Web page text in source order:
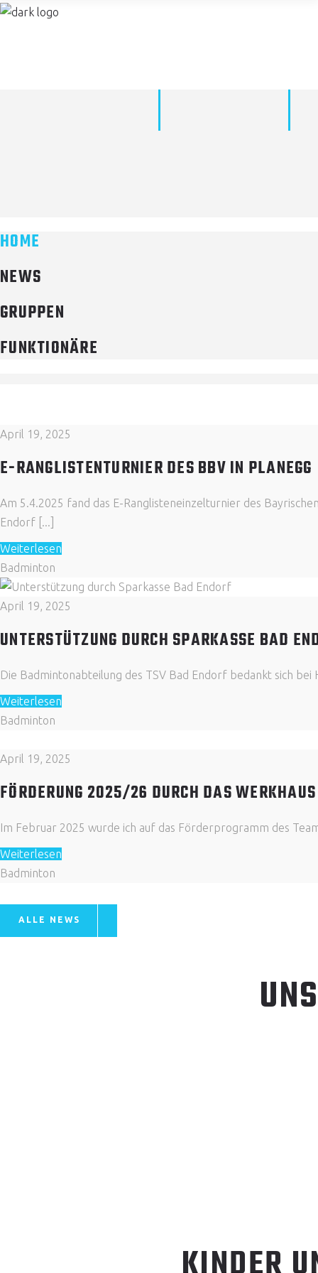
HOME
NEWS
GRUPPEN
FUNKTIONÄRE
April 19, 2025
E-RANGLISTENTURNIER DES BBV IN PLANEGG
Am 5.4.2025 fand das E-Ranglisteneinzelturnier des
Endorf [...]
Weiterlesen
Badminton
April 19, 2025
UNTERSTÜTZUNG DURCH SPARKASSE BAD
Die Badmintonabteilung des TSV Bad Endorf bedankt sich
Weiterlesen
Badminton
April 19, 2025
FÖRDERUNG 2025/26 DURCH DAS
Im Februar 2025 wurde ich auf das Förderprogramm des
Weiterlesen
Badminton
ALLE NEWS